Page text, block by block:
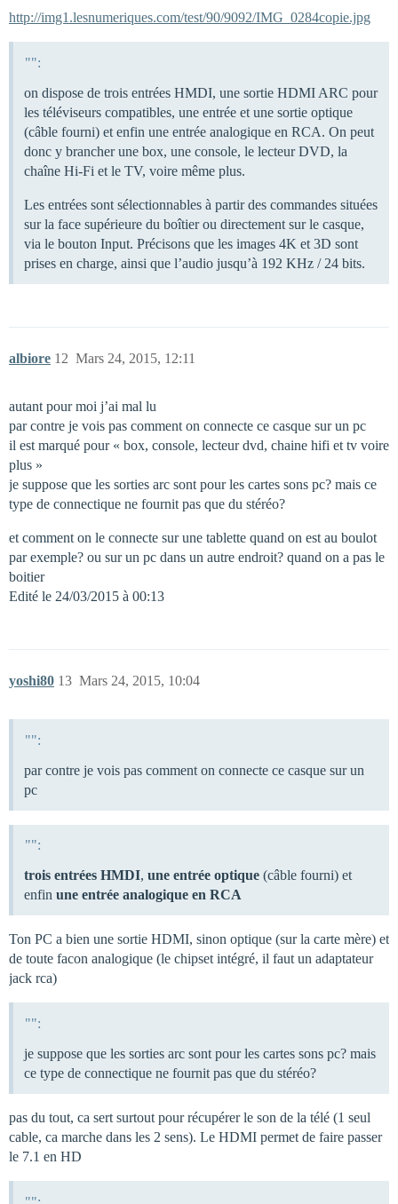
http://img1.lesnumeriques.com/test/90/9092/IMG_0284copie.jpg
"":
on dispose de trois entrées HMDI, une sortie HDMI ARC pour
les téléviseurs compatibles, une entrée et une sortie optique
(câble fourni) et enfin une entrée analogique en RCA. On peut
donc y brancher une box, une console, le lecteur DVD, la
chaîne Hi-Fi et le TV, voire même plus.
Les entrées sont sélectionnables à partir des commandes situées
sur la face supérieure du boîtier ou directement sur le casque,
via le bouton Input. Précisons que les images 4K et 3D sont
prises en charge, ainsi que l’audio jusqu’à 192 KHz / 24 bits.
albiore Mars 24, 2015, 12:11
12
autant pour moi j’ai mal lu
par contre je vois pas comment on connecte ce casque sur un pc
il est marqué pour « box, console, lecteur dvd, chaine hifi et tv voire
plus »
je suppose que les sorties arc sont pour les cartes sons pc? mais ce
type de connectique ne fournit pas que du stéréo?
et comment on le connecte sur une tablette quand on est au boulot
par exemple? ou sur un pc dans un autre endroit? quand on a pas le
boitier
Edité le 24/03/2015 à 00:13
yoshi80 Mars 24, 2015, 10:04
13
"":
par contre je vois pas comment on connecte ce casque sur un
pc
"":
trois entrées HMDI, une entrée optique (câble fourni) et
enfin une entrée analogique en RCA
Ton PC a bien une sortie HDMI, sinon optique (sur la carte mère) et
de toute facon analogique (le chipset intégré, il faut un adaptateur
jack rca)
"":
je suppose que les sorties arc sont pour les cartes sons pc? mais
ce type de connectique ne fournit pas que du stéréo?
pas du tout, ca sert surtout pour récupérer le son de la télé (1 seul
cable, ca marche dans les 2 sens). Le HDMI permet de faire passer
le 7.1 en HD